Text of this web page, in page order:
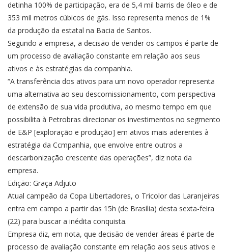
detinha 100% de participação, era de 5,4 mil barris de óleo e de
353 mil metros cúbicos de gás. Isso representa menos de 1%
da produção da estatal na Bacia de Santos.
Segundo a empresa, a decisão de vender os campos é parte de
um processo de avaliação constante em relação aos seus
ativos e às estratégias da companhia.
“A transferência dos ativos para um novo operador representa
uma alternativa ao seu descomissionamento, com perspectiva
de extensão de sua vida produtiva, ao mesmo tempo em que
possibilita à Petrobras direcionar os investimentos no segmento
de E&P [exploração e produção] em ativos mais aderentes à
estratégia da Ccmpanhia, que envolve entre outros a
descarbonização crescente das operações”, diz nota da
empresa.
Edição: Graça Adjuto
Atual campeão da Copa Libertadores, o Tricolor das Laranjeiras
entra em campo a partir das 15h (de Brasília) desta sexta-feira
(22) para buscar a inédita conquista.
Empresa diz, em nota, que decisão de vender áreas é parte de
processo de avaliação constante em relação aos seus ativos e